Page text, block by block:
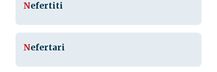
Nefertiti
Nefertari